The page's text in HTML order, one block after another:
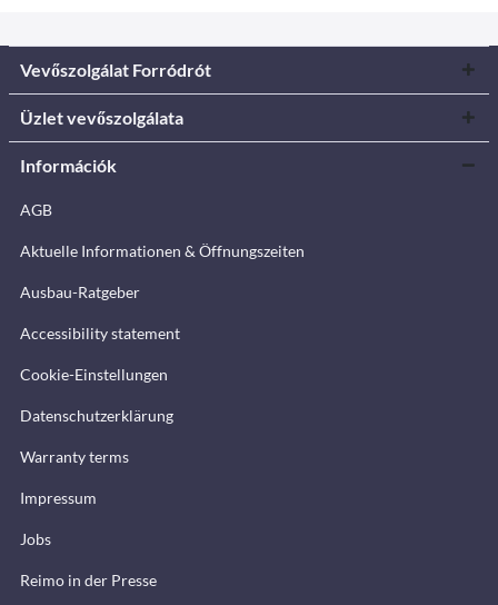
Vevőszolgálat Forródrót
Üzlet vevőszolgálata
Információk
AGB
Aktuelle Informationen & Öffnungszeiten
Ausbau-Ratgeber
Accessibility statement
Cookie-Einstellungen
Datenschutzerklärung
Warranty terms
Impressum
Jobs
Reimo in der Presse